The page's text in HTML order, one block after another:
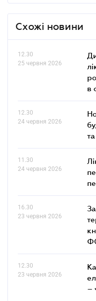
Схожі новини
12.30
25 червня 2026
в
12.30
24 червня 2026
11.30
24 червня 2026
16.30
23 червня 2026
12.30
23 червня 2026
–